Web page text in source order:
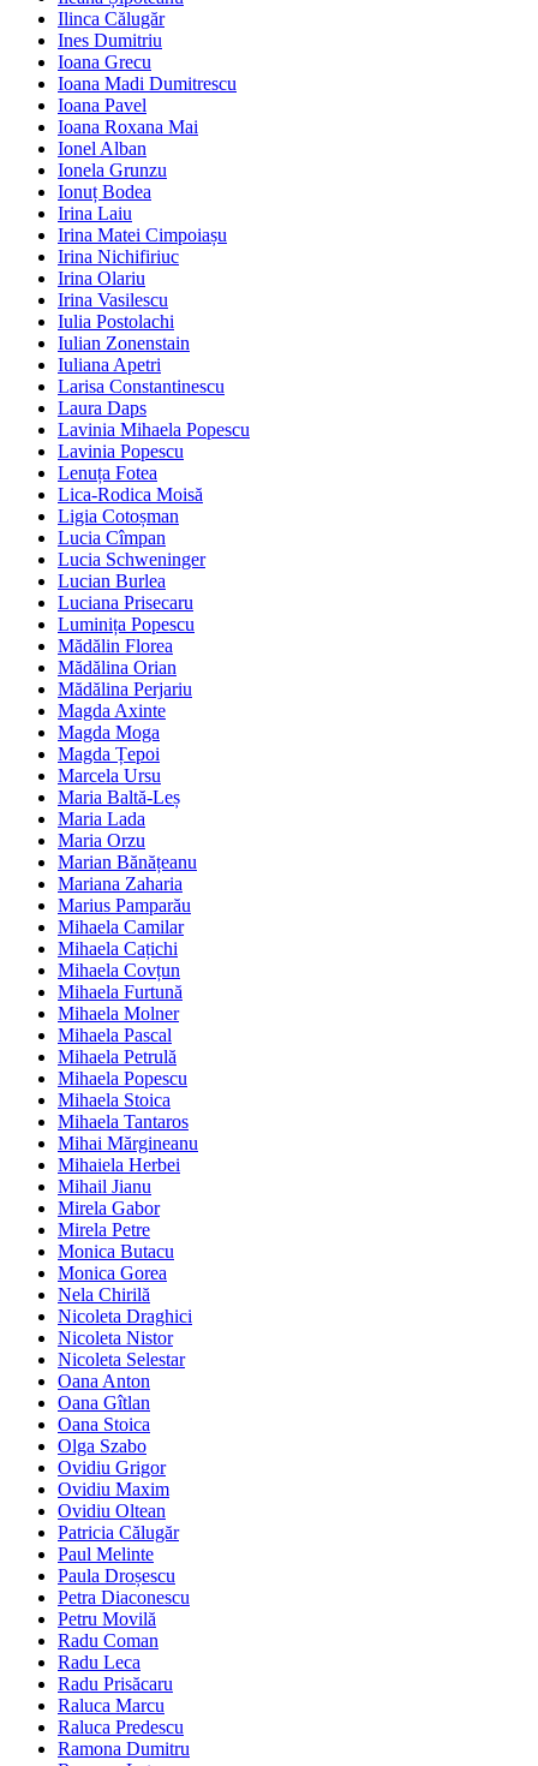
Ilinca Călugăr
Ines Dumitriu
Ioana Grecu
Ioana Madi Dumitrescu
Ioana Pavel
Ioana Roxana Mai
Ionel Alban
Ionela Grunzu
Ionuț Bodea
Irina Laiu
Irina Matei Cimpoiașu
Irina Nichifiriuc
Irina Olariu
Irina Vasilescu
Iulia Postolachi
Iulian Zonenstain
Iuliana Apetri
Larisa Constantinescu
Laura Daps
Lavinia Mihaela Popescu
Lavinia Popescu
Lenuța Fotea
Lica-Rodica Moisă
Ligia Cotoșman
Lucia Cîmpan
Lucia Schweninger
Lucian Burlea
Luciana Prisecaru
Luminița Popescu
Mădălin Florea
Mădălina Orian
Mădălina Perjariu
Magda Axinte
Magda Moga
Magda Țepoi
Marcela Ursu
Maria Baltă-Leș
Maria Lada
Maria Orzu
Marian Bănățeanu
Mariana Zaharia
Marius Pamparău
Mihaela Camilar
Mihaela Cațichi
Mihaela Covțun
Mihaela Furtună
Mihaela Molner
Mihaela Pascal
Mihaela Petrulă
Mihaela Popescu
Mihaela Stoica
Mihaela Tantaros
Mihai Mărgineanu
Mihaiela Herbei
Mihail Jianu
Mirela Gabor
Mirela Petre
Monica Butacu
Monica Gorea
Nela Chirilă
Nicoleta Draghici
Nicoleta Nistor
Nicoleta Selestar
Oana Anton
Oana Gîtlan
Oana Stoica
Olga Szabo
Ovidiu Grigor
Ovidiu Maxim
Ovidiu Oltean
Patricia Călugăr
Paul Melinte
Paula Droșescu
Petra Diaconescu
Petru Movilă
Radu Coman
Radu Leca
Radu Prisăcaru
Raluca Marcu
Raluca Predescu
Ramona Dumitru